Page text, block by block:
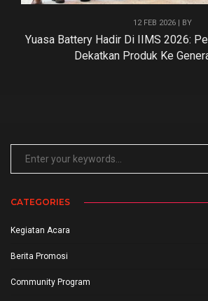
12 FEB 2026 | BY
Yuasa Battery Hadir Di IIMS 2026:
Dekatkan Produk Ke
CATEGORIES
Kegiatan Acara
Berita Promosi
Community Program